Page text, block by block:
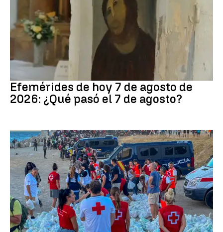
Efemérides de hoy 7 de agosto de
2026: ¿Qué pasó el 7 de agosto?